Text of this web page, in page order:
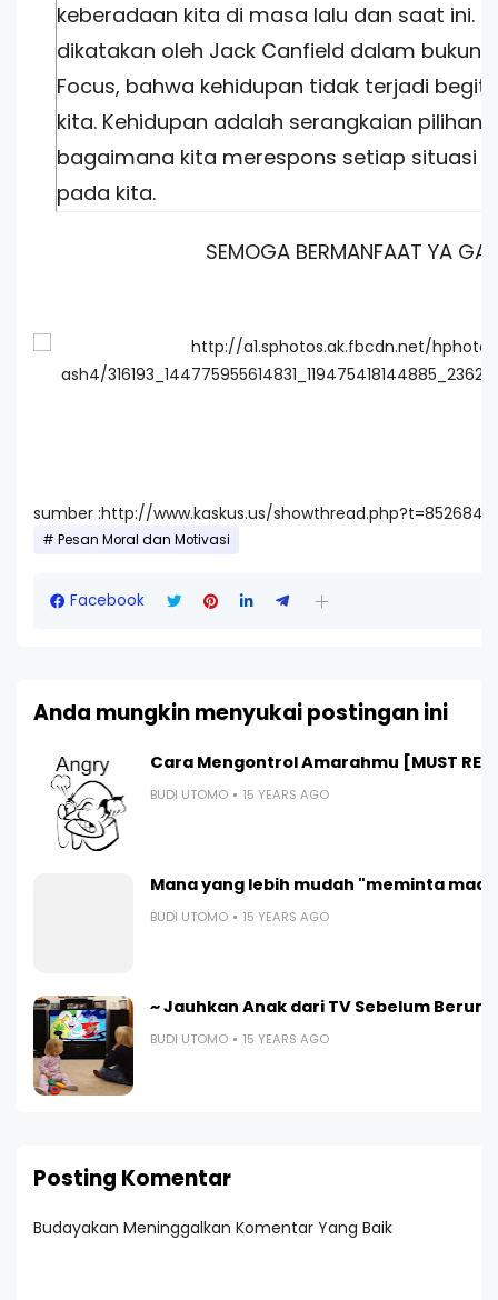
keberadaan kita di masa lalu dan saat ini.
dikatakan oleh Jack Canfield dalam
Focus, bahwa kehidupan tidak terjadi
kita. Kehidupan adalah serangkaian pilihan
bagaimana kita merespons setiap situasi
pada kita.
SEMOGA BERMANFAAT YA
sumber :http://www.kaskus.us/showthread.php?t=8526843
Pesan Moral dan Motivasi
Facebook
Anda mungkin menyukai postingan ini
Cara Mengontrol Amarahmu [MUST
BUDI UTOMO 15 YEARS AGO
Mana yang lebih mudah "meminta
BUDI UTOMO 15 YEARS AGO
~ Jauhkan Anak dari TV Sebelum
BUDI UTOMO 15 YEARS AGO
Posting Komentar
Budayakan Meninggalkan Komentar Yang Baik